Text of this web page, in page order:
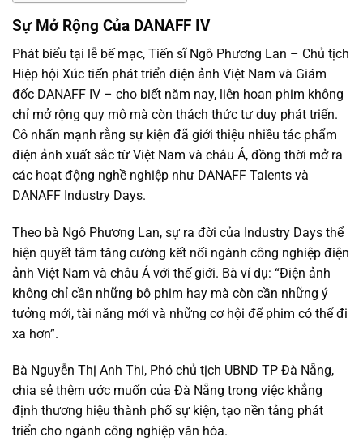
Sự Mở Rộng Của DANAFF IV
Phát biểu tại lễ bế mạc, Tiến sĩ Ngô Phương Lan – Chủ tịch
Hiệp hội Xúc tiến phát triển điện ảnh Việt Nam và Giám
đốc DANAFF IV – cho biết năm nay, liên hoan phim không
chỉ mở rộng quy mô mà còn thách thức tư duy phát triển.
Cô nhấn mạnh rằng sự kiện đã giới thiệu nhiều tác phẩm
điện ảnh xuất sắc từ Việt Nam và châu Á, đồng thời mở ra
các hoạt động nghề nghiệp như DANAFF Talents và
DANAFF Industry Days.
Theo bà Ngô Phương Lan, sự ra đời của Industry Days thể
hiện quyết tâm tăng cường kết nối ngành công nghiệp điện
ảnh Việt Nam và châu Á với thế giới. Bà ví dụ: “Điện ảnh
không chỉ cần những bộ phim hay mà còn cần những ý
tưởng mới, tài năng mới và những cơ hội để phim có thể đi
xa hơn”.
Bà Nguyễn Thị Anh Thi, Phó chủ tịch UBND TP Đà Nẵng,
chia sẻ thêm ước muốn của Đà Nẵng trong việc khẳng
định thương hiệu thành phố sự kiện, tạo nền tảng phát
triển cho ngành công nghiệp văn hóa.